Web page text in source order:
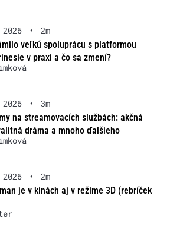
•
2m
veľkú spoluprácu s platformou
v praxi a čo sa zmení?
•
3m
na streamovacích službách: akčná
dráma a mnoho ďalšieho
•
2m
je v kinách aj v režime 3D (rebríček